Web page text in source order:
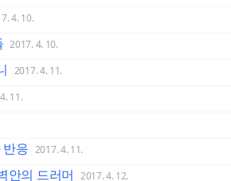
4. 10.
2017. 4. 10.
2017. 4. 11.
11.
반응 2017. 4. 11.
안의 드러머 2017. 4. 12.